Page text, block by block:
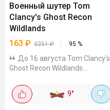
Военный шутер Tom
Clancy's Ghost Recon
Wildlands
163 ₽ 3251₽ 95 %
До 16 августа Tom Clancy's
Ghost Recon Wildlands
95%. Например, на КЗ-акке
игра стоит 925₸ (~163₽).
9°